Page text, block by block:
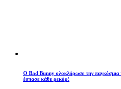
Ο Bad Bunny ολοκλήρωσε την
έσπασε κάθε ρεκόρ!